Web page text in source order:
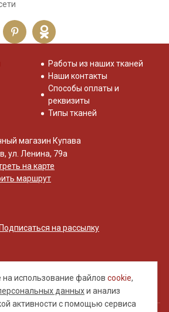
на использование файловcookie,
данныхи анализ
активности с помощью сервиса
Работы из наших тканей
Наши контакты
Способы оплаты и
реквизиты
Типы тканей
магазин Купава
ул. Ленина, 79а
на карте
маршрут
на рассылку
публичной